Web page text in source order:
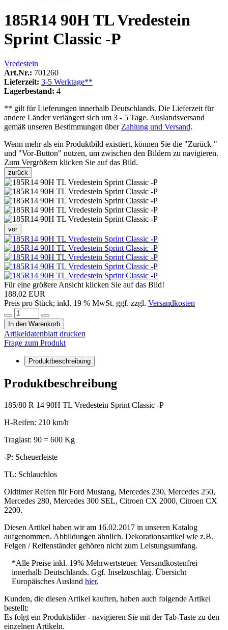
185R14 90H TL Vredestein
Sprint Classic -P
Vredestein
Art.Nr.: 701260
Lieferzeit: 3-5 Werktage**
Lagerbestand: 4
** gilt für Lieferungen innerhalb Deutschlands. Die Lieferzeit für
andere Länder verlängert sich um 3 - 5 Tage. Auslandsversand
gemäß unseren Bestimmungen über Zahlung und Versand.
Wenn mehr als ein Produktbild existiert, können Sie die "Zurück-"
und "Vor-Button" nutzen, um zwischen den Bildern zu navigieren.
Zum Vergrößern klicken Sie auf das Bild.
zurück
vor
Für eine größere Ansicht klicken Sie auf das Bild!
188,02 EUR
Preis pro Stück; inkl. 19 % MwSt. ggf. zzgl. Versandkosten
In den Warenkorb
Artikeldatenblatt drucken
Frage zum Produkt
Produktbeschreibung
Produktbeschreibung
185/80 R 14 90H TL Vredestein Sprint Classic -P
H-Reifen: 210 km/h
Traglast: 90 = 600 Kg
-P: Scheuerleiste
TL: Schlauchlos
Oldtimer Reifen für Ford Mustang, Mercedes 230, Mercedes 250,
Mercedes 280, Mercedes 300 SEL, Citroen CX 2000, Citroen CX
2200.
Diesen Artikel haben wir am 16.02.2017 in unseren Katalog
aufgenommen. Abbildungen ähnlich. Dekorationsartikel wie z.B.
Felgen / Reifenständer gehören nicht zum Leistungsumfang.
*Alle Preise inkl. 19% Mehrwertsteuer. Versandkostenfrei
innerhalb Deutschlands. Ggf. Inselzuschlag. Übersicht
Europäisches Ausland hier.
Kunden, die diesen Artikel kauften, haben auch folgende Artikel
bestellt:
Es folgt ein Produktslider - navigieren Sie mit der Tab-Taste zu den
einzelnen Artikeln.